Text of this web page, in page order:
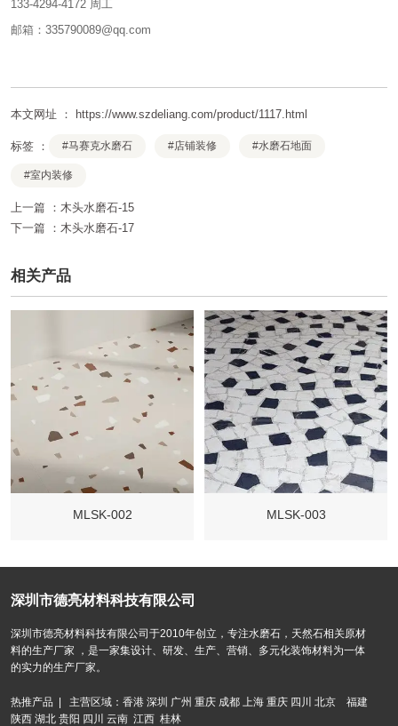
133-4294-4172 周工
邮箱：335790089@qq.com
本文网址 ： https://www.szdeliang.com/product/1117.html
标签 ： #马赛克水磨石 #店铺装修 #水磨石地面
#室内装修
上一篇 ： 木头水磨石-15
下一篇 ： 木头水磨石-17
相关产品
MLSK-002 MLSK-003
深圳市德亮材料科技有限公司
深圳市德亮材料科技有限公司于2010年创立，专注水磨石，天然石相关原材
料的生产厂家 ，是一家集设计、研发、生产、营销、多元化装饰材料为一体
的实力的生产厂家。
热推产品 | 主营区域：香港 深圳 广州 重庆 成都 上海 重庆 四川 北京 福建
陕西 湖北 贵阳 四川 云南 江西 桂林